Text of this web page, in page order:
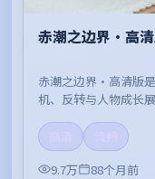
赤潮之边界·高
赤潮之边界·高清版
机、反转与人物成长
9.7万
88个月前